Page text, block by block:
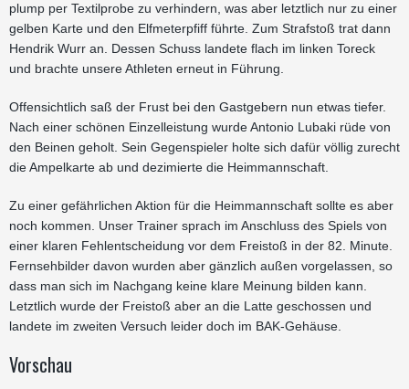
plump per Textilprobe zu verhindern, was aber letztlich nur zu einer
gelben Karte und den Elfmeterpfiff führte. Zum Strafstoß trat dann
Hendrik Wurr an. Dessen Schuss landete flach im linken Toreck
und brachte unsere Athleten erneut in Führung.
Offensichtlich saß der Frust bei den Gastgebern nun etwas tiefer.
Nach einer schönen Einzelleistung wurde Antonio Lubaki rüde von
den Beinen geholt. Sein Gegenspieler holte sich dafür völlig zurecht
die Ampelkarte ab und dezimierte die Heimmannschaft.
Zu einer gefährlichen Aktion für die Heimmannschaft sollte es aber
noch kommen. Unser Trainer sprach im Anschluss des Spiels von
einer klaren Fehlentscheidung vor dem Freistoß in der 82. Minute.
Fernsehbilder davon wurden aber gänzlich außen vorgelassen, so
dass man sich im Nachgang keine klare Meinung bilden kann.
Letztlich wurde der Freistoß aber an die Latte geschossen und
landete im zweiten Versuch leider doch im BAK-Gehäuse.
Vorschau